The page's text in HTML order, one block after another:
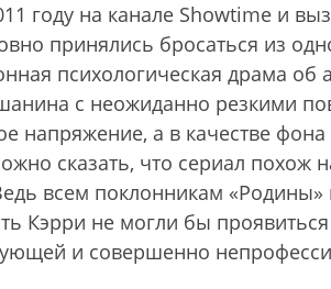
году на канале Showtime и
принялись бросаться из
психологическая драма
с неожиданно резкими
напряжение, а в качестве
сказать, что сериал
всем поклонникам
Кэрри не могли бы
и совершенно